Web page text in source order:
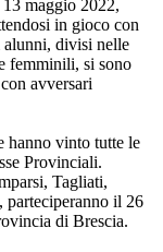
maggio 2022,
in gioco con
alunni, divisi nelle
femminili, si sono
avversari
vinto tutte le
Provinciali.
Tagliati,
parteciperanno il 26
di Brescia.